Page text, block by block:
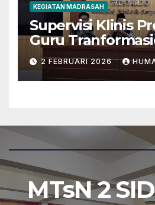
KEGIATAN MADRASAH
Supervisi Klinis
Guru
MTsN 2 Sidoarjo
2 FEBRUARI 2026
MTsN 2